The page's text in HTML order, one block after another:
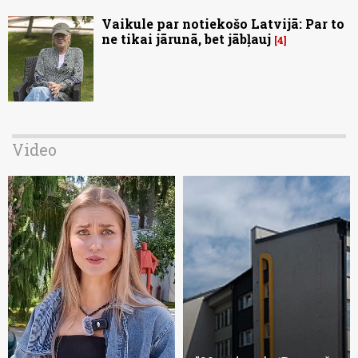
Vaikule par notiekošo Latvijā: Par to
ne tikai jārunā, bet jābļauj 4
Video